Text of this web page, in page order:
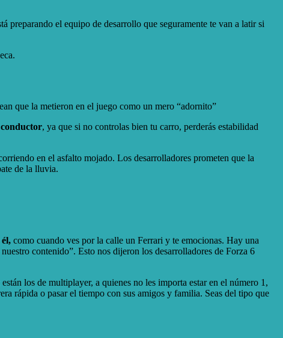
preparando el equipo de desarrollo que seguramente te van a latir si
que la metieron en el juego como un mero “adornito”
, ya que si no controlas bien tu carro, perderás estabilidad
en el asfalto mojado. Los desarrolladores prometen que la
de la lluvia.
como cuando ves por la calle un Ferrari y te emocionas. Hay una
contenido”. Esto nos dijeron los desarrolladores de Forza 6
los de multiplayer, a quienes no les importa estar en el número 1,
rápida o pasar el tiempo con sus amigos y familia. Seas del tipo que